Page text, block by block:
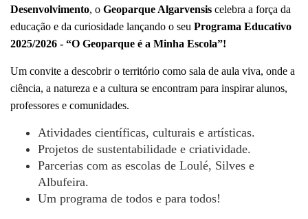
Desenvolvimento, o Geoparque Algarvensis celebra a força da
educação e da curiosidade lançando o seu Programa Educativo
2025/2026 - “O Geoparque é a Minha Escola”!
Um convite a descobrir o território como sala de aula viva, onde a
ciência, a natureza e a cultura se encontram para inspirar alunos,
professores e comunidades.
Atividades científicas, culturais e artísticas.
Projetos de sustentabilidade e criatividade.
Parcerias com as escolas de Loulé, Silves e
Albufeira.
Um programa de todos e para todos!